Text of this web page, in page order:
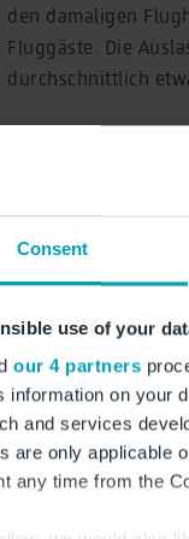
Consent
use of your
our 4 partners
information on your
and services
are only applicable
any time from the
den damaligen
Fluggäste. Die
durchschnittlich
Im vergangenen
Vormonat Juni. Im
Bei der Luftfracht
Tonnen mehr als
Engelbert Lütke
GmbH:„Der
dass sich die
darauf nicht
stimmt uns für die